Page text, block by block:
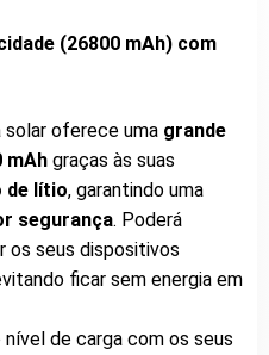
(26800 mAh) com
solar oferece uma grande
mAh graças às suas
de lítio, garantindo uma
segurança. Poderá
os seus dispositivos
ficar sem energia em
de carga com os seus